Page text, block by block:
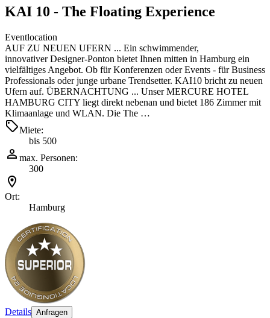
KAI 10 - The Floating Experience
Eventlocation
AUF ZU NEUEN UFERN ... Ein schwimmender,
innovativer Designer-Ponton bietet Ihnen mitten in Hamburg ein
vielfältiges Angebot. Ob für Konferenzen oder Events - für Business
Professionals oder junge urbane Trendsetter. KAI10 bricht zu neuen
Ufern auf. ÜBERNACHTUNG ... Unser MERCURE HOTEL
HAMBURG CITY liegt direkt nebenan und bietet 186 Zimmer mit
Klimaanlage und WLAN. Die The …
Miete:
bis 500
max. Personen:
300
Ort:
Hamburg
Details Anfragen